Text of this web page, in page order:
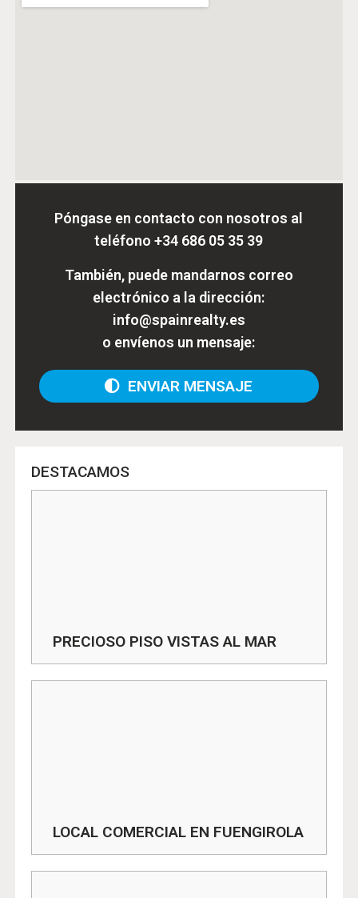
Póngase en contacto con nosotros al
teléfono+34 686 05 35 39
También, puede mandarnos correo
electrónico a la dirección:
info@spainrealty.es
o envíenos un mensaje:
ENVIAR MENSAJE
DESTACAMOS
PRECIOSO PISO VISTAS AL MAR
LOCAL COMERCIAL EN FUENGIROLA